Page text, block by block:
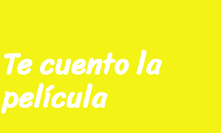
Te cuento la
película